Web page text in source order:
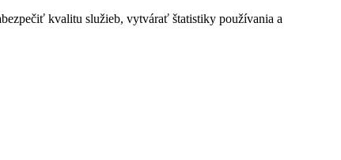
kvalitu služieb, vytvárať štatistiky používania a